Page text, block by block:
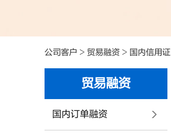
公司客户 > 贸易融资 > 国内信用证
贸易融资
国内订单融资